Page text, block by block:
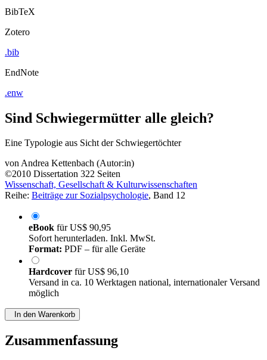
BibTeX
Zotero
.bib
EndNote
.enw
Sind Schwiegermütter alle gleich?
Eine Typologie aus Sicht der Schwiegertöchter
vonAndrea Kettenbach (Autor:in)
©2010 Dissertation 322 Seiten
Wissenschaft, Gesellschaft & Kulturwissenschaften
Reihe: Beiträge zur Sozialpsychologie, Band 12
eBook fürUS$ 90,95
Sofort herunterladen. Inkl. MwSt.
Format: PDF – für alle Geräte
Hardcover fürUS$ 96,10
Versand in ca. 10 Werktagen national, internationaler Versand
möglich
In den Warenkorb
Zusammenfassung